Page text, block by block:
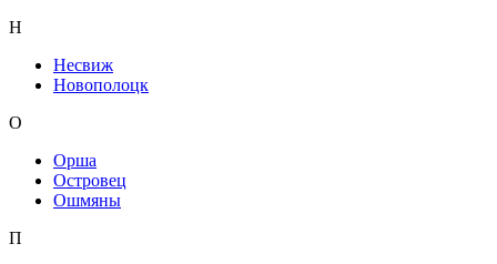
Н
Несвиж
Новополоцк
О
Орша
Островец
Ошмяны
П